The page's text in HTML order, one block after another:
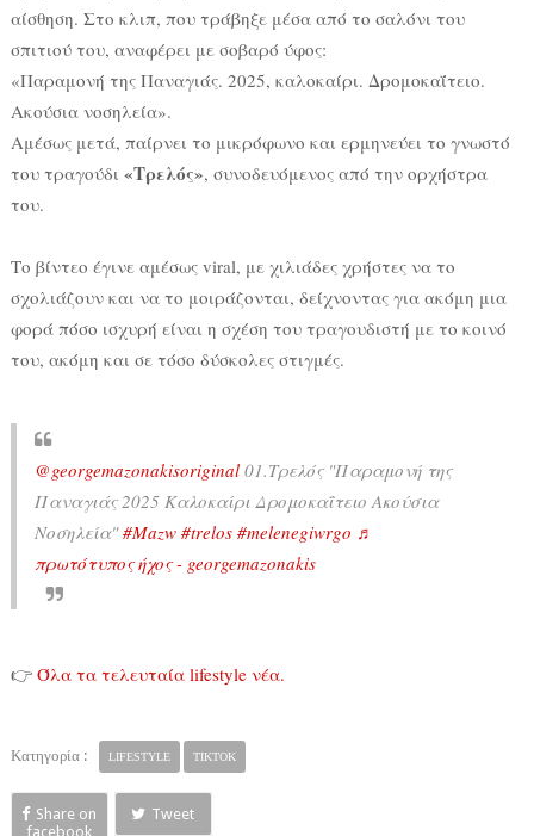
αίσθηση. Στο κλιπ, που τράβηξε μέσα από το σαλόνι του
σπιτιού του, αναφέρει με σοβαρό ύφος:
«Παραμονή της Παναγιάς. 2025, καλοκαίρι. Δρομοκαΐτειο.
Ακούσια νοσηλεία».
Αμέσως μετά, παίρνει το μικρόφωνο και ερμηνεύει το γνωστό
του τραγούδι «Τρελός», συνοδευόμενος από την ορχήστρα
του.
Το βίντεο έγινε αμέσως viral, με χιλιάδες χρήστες να το
σχολιάζουν και να το μοιράζονται, δείχνοντας για ακόμη μια
φορά πόσο ισχυρή είναι η σχέση του τραγουδιστή με το κοινό
του, ακόμη και σε τόσο δύσκολες στιγμές.
@georgemazonakisoriginal01.Τρελός "Παραμονή της
Παναγιάς 2025 Καλοκαίρι Δρομοκαΐτειο Ακούσια
Νοσηλεία"#Μazw #trelos #melenegiwrgo ♬
πρωτότυπος ήχος - georgemazonakis
👉 Όλα τα τελευταία lifestyle νέα.
Κατηγορία : LIFESTYLE TIKTOK
Share on
facebook
Tweet